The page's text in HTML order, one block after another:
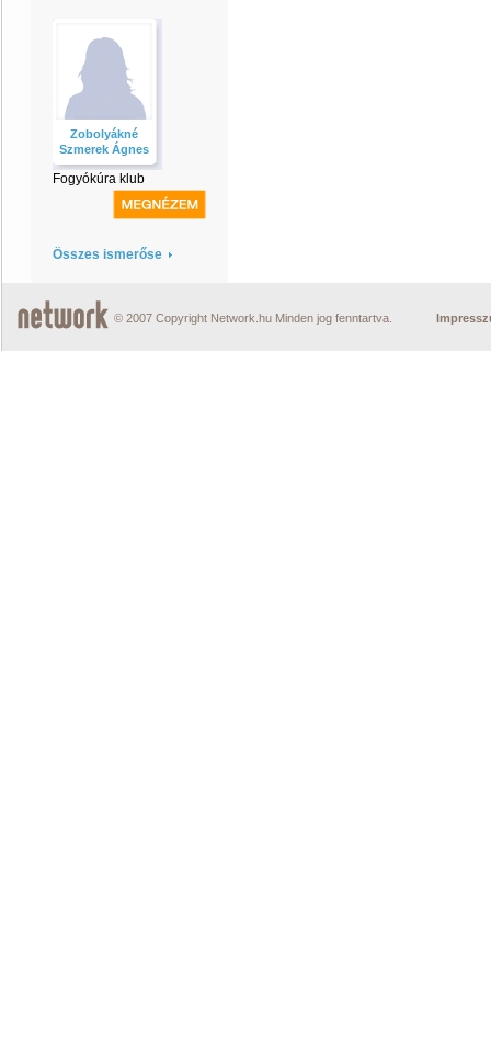
Zobolyákné
Szmerek Ágnes
Fogyókúra klub
Összes ismerőse
© 2007 Copyright Network.hu Minden jog fenntartva.